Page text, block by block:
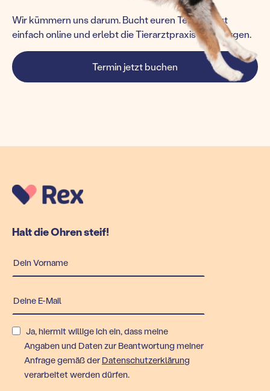
Wir kümmern uns darum. Bucht euren Termin jetzt
einfach online und erlebt die Tierarztpraxis von morgen.
Termin jetzt buchen
Halt die Ohren steif!
Ja, hiermit willige ich ein, dass meine
Angaben und Daten zur Beantwortung meiner
Anfrage gemäß der Datenschutzerklärung
verarbeitet werden dürfen.